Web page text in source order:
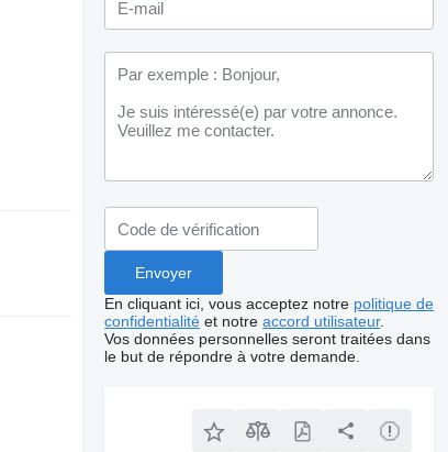
En cliquant ici, vous acceptez notre politique de
confidentialité et notreaccord utilisateur.
Vos données personnelles seront traitées dans
le but de répondre à votre demande.